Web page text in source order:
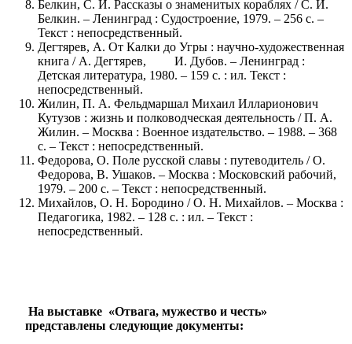
Белкин, С. И. Рассказы о знаменитых кораблях / С. И.
Белкин. – Ленинград : Судостроение, 1979. – 256 с. –
Текст : непосредственный.
Дегтярев, А. От Калки до Угры : научно-художественная
книга / А. Дегтярев, И. Дубов. – Ленинград :
Детская литература, 1980. – 159 с. : ил. Текст :
непосредственный.
Жилин, П. А. Фельдмаршал Михаил Илларионович
Кутузов : жизнь и полководческая деятельность / П. А.
Жилин. – Москва : Военное издательство. – 1988. – 368
с. – Текст : непосредственный.
Федорова, О. Поле русской славы : путеводитель / О.
Федорова, В. Ушаков. – Москва : Московский рабочий,
1979. – 200 с. – Текст : непосредственный.
Михайлов, О. Н. Бородино / О. Н. Михайлов. – Москва :
Педагогика, 1982. – 128 с. : ил. – Текст :
непосредственный.
На выставке «Отвага, мужество и честь»
представлены следующие документы: